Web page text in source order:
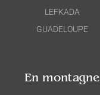
LEFKADA
GUADELOUPE
En montagne